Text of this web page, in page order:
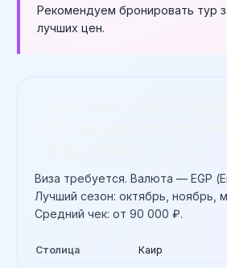
Рекомендуем бронировать тур
лучших цен.
Виза требуется. Валюта — EGP
Лучший сезон: октябрь, ноябрь,
Средний чек: от 90 000 ₽.
Столица Каир